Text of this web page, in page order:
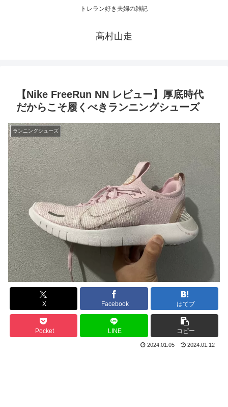
トレラン好き夫婦の雑記
髙村山走
【Nike FreeRun NN レビュー】厚底時代
だからこそ履くべきランニングシューズ
ランニングシューズ
X Facebook はてブ
Pocket LINE コピー
2024.01.05 2024.01.12